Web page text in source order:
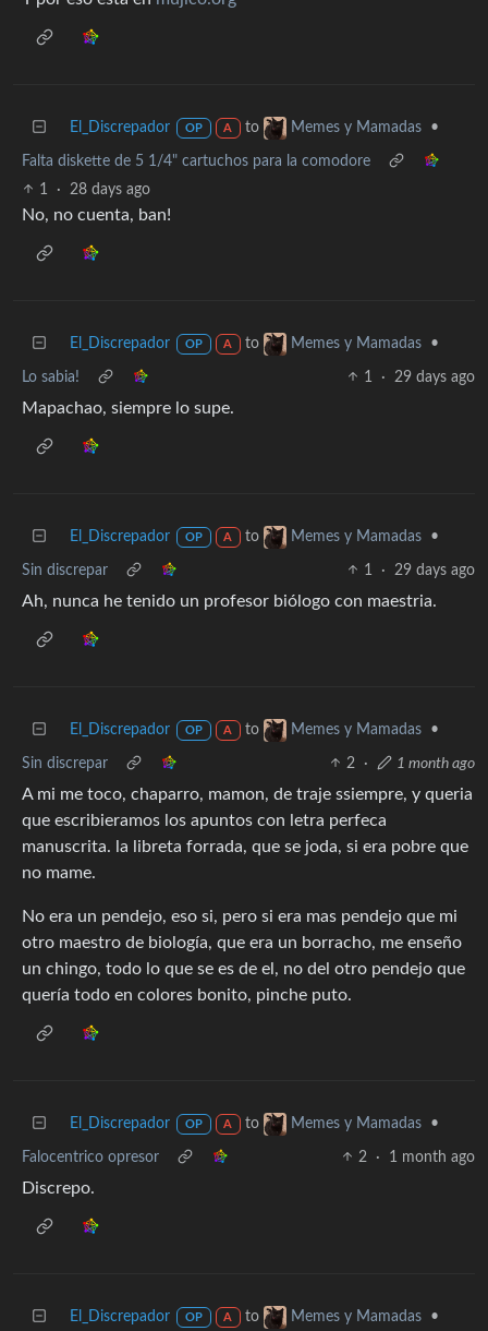
El_Discrepador OP A to Memes y Mamadas •
Falta diskette de 5 1/4" cartuchos para la comodore
1
· 28 days ago
No, no cuenta, ban!
El_Discrepador OP A to Memes y Mamadas •
Lo sabia! 1 · 29 days ago
Mapachao, siempre lo supe.
El_Discrepador OP A to Memes y Mamadas •
Sin discrepar 1 · 29 days ago
Ah, nunca he tenido un profesor biólogo con maestria.
El_Discrepador OP A to Memes y Mamadas •
Sin discrepar 2 · 1 month ago
A mi me toco, chaparro, mamon, de traje ssiempre, y queria
que escribieramos los apuntos con letra perfeca
manuscrita. la libreta forrada, que se joda, si era pobre que
no mame.
No era un pendejo, eso si, pero si era mas pendejo que mi
otro maestro de biología, que era un borracho, me enseño
un chingo, todo lo que se es de el, no del otro pendejo que
quería todo en colores bonito, pinche puto.
El_Discrepador OP A to Memes y Mamadas •
Falocentrico opresor 2 · 1 month ago
Discrepo.
El_Discrepador OP A to Memes y Mamadas •